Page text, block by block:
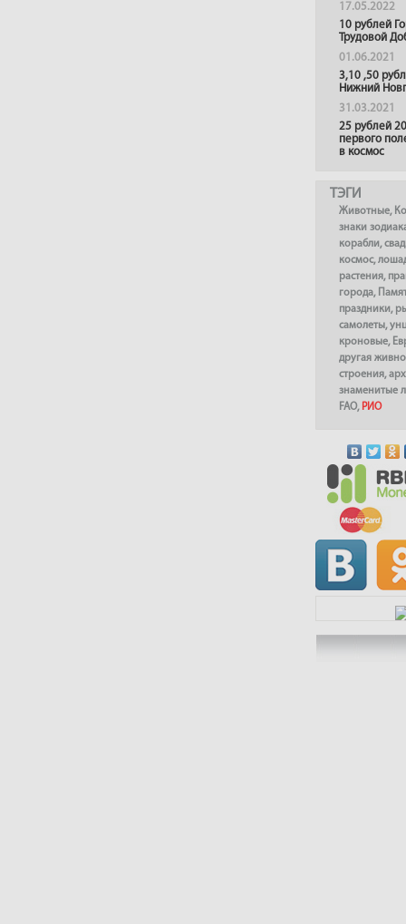
17.05.2022
10 рублей
Трудовой
01.06.2021
3,10 ,50
Нижний
31.03.2021
25 рублей
первого
в космос
ТЭГИ
Животные,
знаки
корабли,
космос,
растения,
города,
праздники,
самолеты,
кроновые,
другая
строения,
знаменитые
FAO, РИО